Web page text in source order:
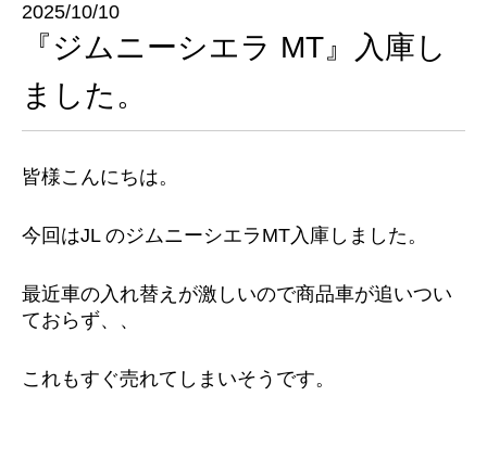
2025/10/10
『ジムニーシエラ MT』入庫し
ました。
皆様こんにちは。
今回はJL のジムニーシエラMT入庫しました。
最近車の入れ替えが激しいので商品車が追いつい
ておらず、、
これもすぐ売れてしまいそうです。